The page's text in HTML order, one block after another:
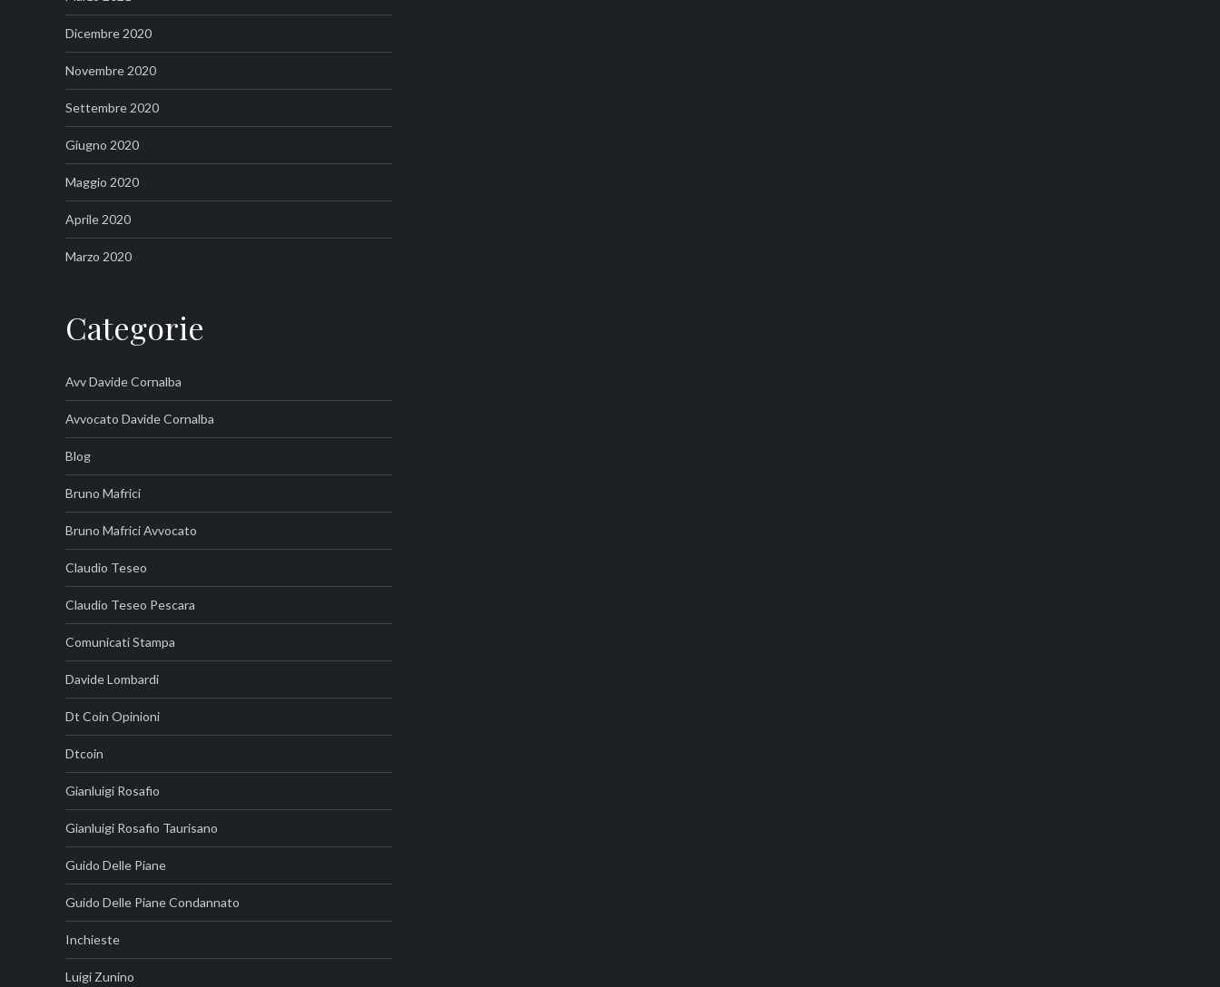
Dicembre 2020
Novembre 2020
Settembre 2020
Giugno 2020
Maggio 2020
Aprile 2020
Marzo 2020
Categorie
Avv Davide Cornalba
Avvocato Davide Cornalba
Blog
Bruno Mafrici
Bruno Mafrici Avvocato
Claudio Teseo
Claudio Teseo Pescara
Comunicati Stampa
Davide Lombardi
Dt Coin Opinioni
Dtcoin
Gianluigi Rosafio
Gianluigi Rosafio Taurisano
Guido Delle Piane
Guido Delle Piane Condannato
Inchieste
Luigi Zunino